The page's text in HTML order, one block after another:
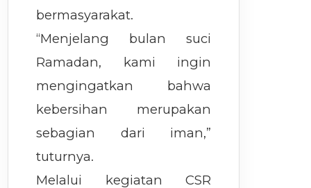
bermasyarakat.
“Menjelang bulan suci
Ramadan, kami ingin
mengingatkan bahwa
kebersihan merupakan
sebagian dari iman,”
tuturnya.
Melalui kegiatan CSR